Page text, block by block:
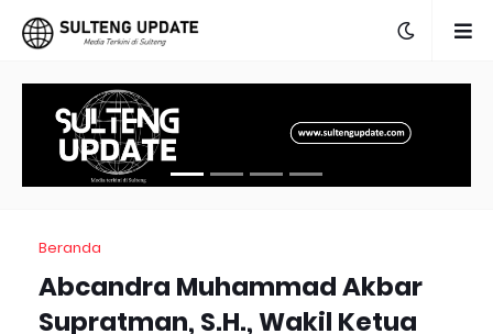
Beranda
Abcandra Muhammad Akbar
Supratman, S.H., Wakil Ketua